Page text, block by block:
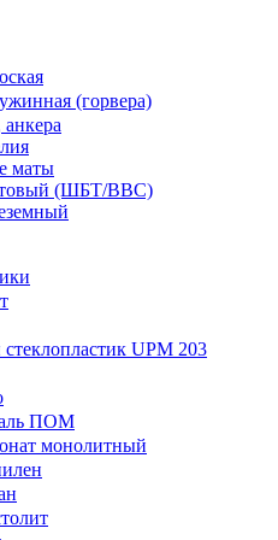
(горвера)
маты
(ШБТ/ВВС)
UPM 203
ПОМ
монолитный